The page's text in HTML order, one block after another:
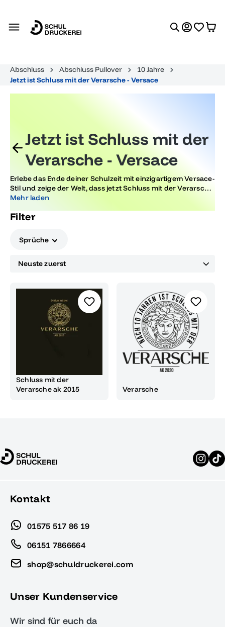
Abschluss Abschluss Pullover
10 Jahre
Jetzt ist Schluss mit der Verarsche - Versace
Jetzt ist Schluss mit der
Verarsche - Versace
Erlebe das Ende deiner Schulzeit mit einzigartigem Versace-
Stil und zeige der Welt, dass jetzt Schluss mit der Verarsche
ist. Hol dir trendige Motive und feiere deinen Abschluss mit
Erinnerung bleibt.
Mehr laden
Filter
Sprüche
Schluss mit der
Verarsche ak 2015
Verarsche
Kontakt
01575 517 86 19
06151 7866664
shop@schuldruckerei.com
Unser Kundenservice
Wir sind für euch da